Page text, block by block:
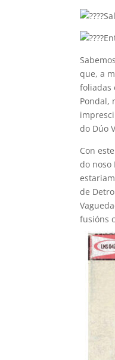
que, a
foliadas
Pondal,
do Dúo
Con
do noso
de
fusións